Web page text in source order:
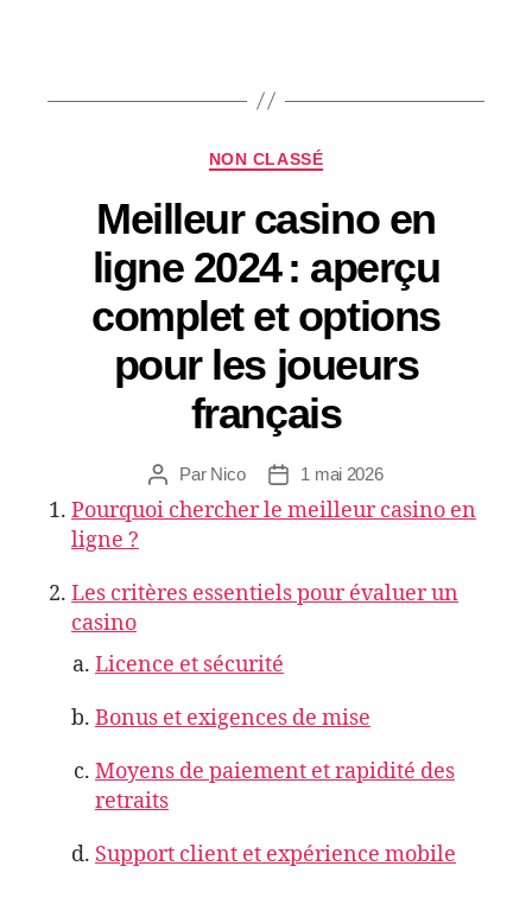
Catégories
NON CLASSÉ
Meilleur casino en
ligne 2024 : aperçu
complet et options
pour les joueurs
français
Auteur
de
Par Nico
Date
de
1 mai 2026
Pourquoi chercher le meilleur casino en
ligne ?
Les critères essentiels pour évaluer un
casino
Licence et sécurité
Bonus et exigences de mise
Moyens de paiement et rapidité des
retraits
Support client et expérience mobile